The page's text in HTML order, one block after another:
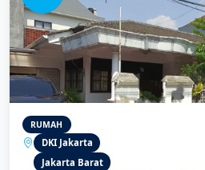
RUMAH
DKI Jakarta
Jakarta Barat